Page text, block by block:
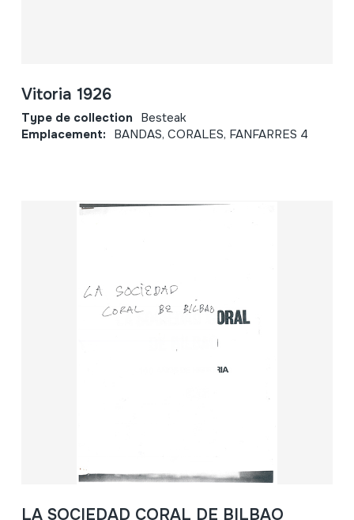
Vitoria 1926
Type de collection Besteak
Emplacement: BANDAS, CORALES, FANFARRES 4
LA SOCIEDAD CORAL DE BILBAO